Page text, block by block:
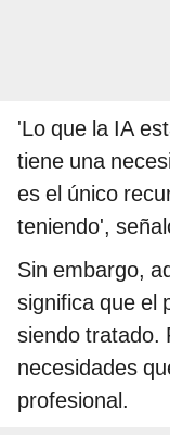
'Lo que la IA
tiene una
es el único
teniendo',
Sin embargo,
significa que el
siendo tratado.
necesidades
profesional.